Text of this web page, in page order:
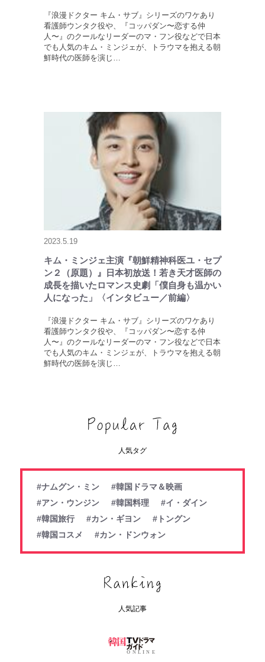
『浪漫ドクター キム・サブ』シリーズのワケあり
看護師ウンタク役や、『コッパダン〜恋する仲
人〜』のクールなリーダーのマ・フン役などで日本
でも人気のキム・ミンジェが、トラウマを抱える朝
鮮時代の医師を演じ…
2023.5.19
キム・ミンジェ主演『朝鮮精神科医ユ・セプ
ン２（原題）』日本初放送！若き天才医師の
成長を描いたロマンス史劇「僕自身も温かい
人になった」〈インタビュー／前編〉
『浪漫ドクター キム・サブ』シリーズのワケあり
看護師ウンタク役や、『コッパダン〜恋する仲
人〜』のクールなリーダーのマ・フン役などで日本
でも人気のキム・ミンジェが、トラウマを抱える朝
鮮時代の医師を演じ…
人気タグ
#ナムグン・ミン
#韓国ドラマ＆映画
#アン・ウンジン
#韓国料理
#イ・ダイン
#韓国旅行
#カン・ギヨン
#トングン
#韓国コスメ
#カン・ドンウォン
人気記事